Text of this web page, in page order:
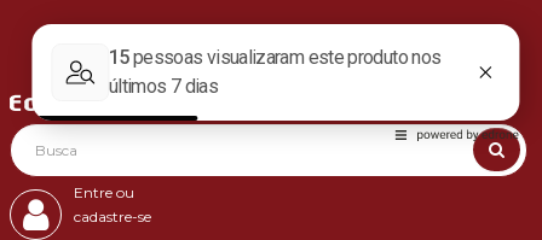
Entre ou
cadastre-se